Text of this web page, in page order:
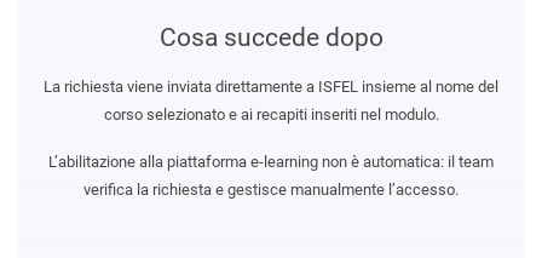
Cosa succede dopo
La richiesta viene inviata direttamente a ISFEL insieme al nome del
corso selezionato e ai recapiti inseriti nel modulo.
L’abilitazione alla piattaforma e-learning non è automatica: il team
verifica la richiesta e gestisce manualmente l’accesso.